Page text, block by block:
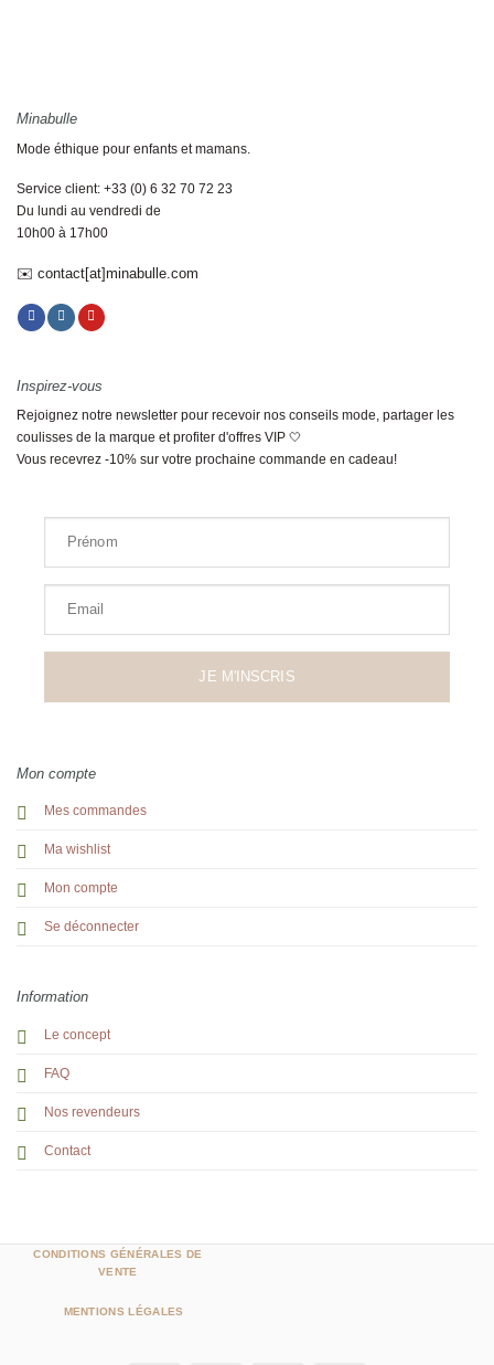
Minabulle
Mode éthique pour enfants et mamans.
Service client: +33 (0) 6 32 70 72 23
Du lundi au vendredi de
10h00 à 17h00
✉️ contact[at]minabulle.com
Mon compte
Mes commandes
Ma wishlist
Mon compte
Se déconnecter
Information
Le concept
FAQ
Nos revendeurs
Contact
Inspirez-vous
Rejoignez notre newsletter pour recevoir nos conseils mode, partager les
coulisses de la marque et profiter d'offres VIP 🤍
Vous recevrez -10% sur votre prochaine commande en cadeau!
Prénom
Email
JE M'INSCRIS
CONDITIONS GÉNÉRALES DE
VENTE
MENTIONS LÉGALES